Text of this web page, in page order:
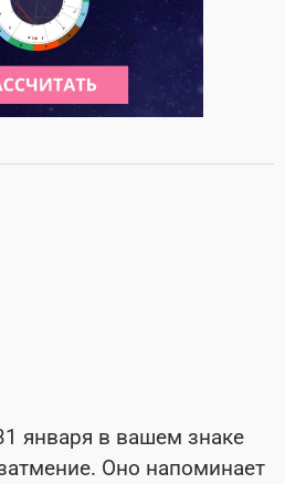
января в вашем знаке
Оно напоминает